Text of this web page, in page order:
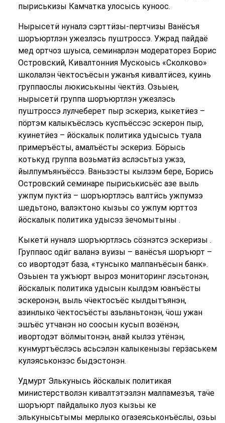
пыриськизы Камчатка улосысь куноос.
Нырысетӥ нуналэ сэрттӥзы-пертчизы Ванёсъя
шоръюртлэн ужезлэсь пуштроссэ. Ужрад пайдаё
мед ортчоз шуыса, семинарлэн модераторез Борис
Островский, Кивалтонния Мускоысь «Сколково»
школалэн ӵектосъёсын ужанъя кивалтӥсез, куинь
группаослы люкиськыны ӵектӥз. Озьыен,
нырысетӥ группа шоръюртлэн ужезлэсь
пуштроссэ лулчеберет пыр эскериз, кыкетӥез –
пӧртэм калыкъёслэсь куспъёссэс эскерон пыр,
куинетӥез – йӧскалык политика удысысь туала
примеръёсты, амалъёсты эскериз. Бӧрысь
котькуд группа возьматӥз аслэсьтыз ужзэ,
йылпумъянъёссэ. Ваньзэсты кылзэм бере, Борись
Островский семинаре пыриськисьёс азе выль
ужпум пуктӥз – шоръюртлэсь валтӥсь ужпумзэ
шедьтоно, валэктоно кызьы со ужпум юрттоз
йӧскалык политика удысэз ӟечомытыны .
Кыкетӥ нуналэ шоръюртлэсь сӧзнэтсэ эскеризы .
Группаос одӥг валанэ вуизы – ванёсъя шоръюрт –
со ивортодэт база, «тунсыко малпанъёсын банк».
Озьыен та ужъюрт выроз мониторинг лэсьтонэн,
йӧскалык политика удысын кылдэм юанъёсты
эскеронэн, выль чӵектосъёс кылдытъянэн,
азинлыко ӵектосъёсты азьланьтонэн, ӵош ужан
эшъёс утчанэн но соосын кусып возёнэн,
ивортодэт вӧлмытонэн, анай кылэз утёнэн,
кунмуртъёслэсь асьсэлэн калыкенызы герӟаськем
кулэяськонзэс быдэстонэн.
Удмурт Элькунысь йӧскалык политикая
министерстволэн кивалтэтэзлэн малпамезъя, таӵе
шоръюрт пайдалыко луоз кызьы ке
элькунысьтымы мерлыко огазеяськонъёслы, озьы